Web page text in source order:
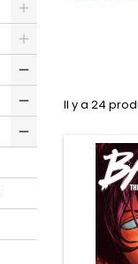
Il y a 24